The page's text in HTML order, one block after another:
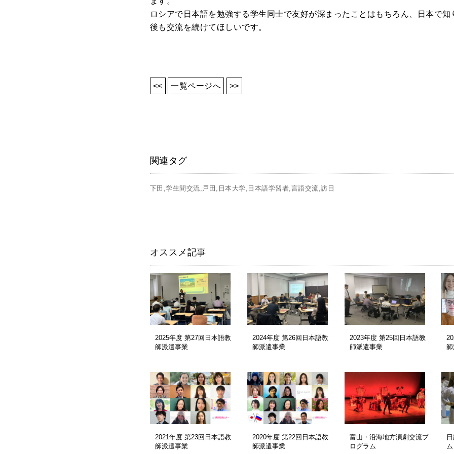
ロシアで日本語を勉強する学生同士で友好が深まったことはもちろん、日本で知
後も交流を続けてほしいです。
<< 一覧ページへ >>
関連タグ
下田 学生間交流 戸田 日本大学 日本語学習者 言語交流 訪日
オススメ記事
2025年度 第27回日本語教
師派遣事業
2024年度 第26回日本語教
師派遣事業
2023年度 第25回日本語教
師派遣事業
2021年度 第23回日本語教
師派遣事業
2020年度 第22回日本語教
師派遣事業
富山・沿海地方演劇交流プ
ログラム
ム